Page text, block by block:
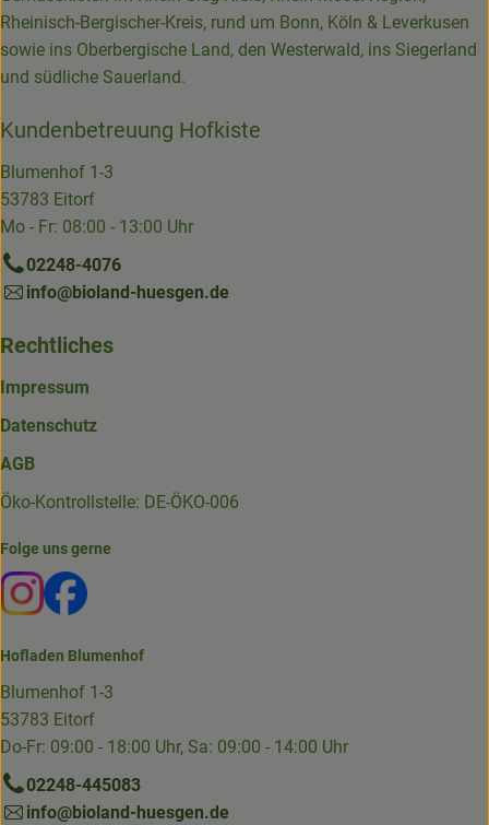
Rheinisch-Bergischer-Kreis, rund um Bonn, Köln & Leverkusen
sowie ins Oberbergische Land, den Westerwald, ins Siegerland
und südliche Sauerland.
Kundenbetreuung Hofkiste
Blumenhof 1-3
53783 Eitorf
Mo - Fr: 08:00 - 13:00 Uhr
02248-4076
info@bioland-huesgen.de
Rechtliches
Impressum
Datenschutz
AGB
Öko-Kontrollstelle: DE-ÖKO-006
Folge uns gerne
Externer Link zu https://www.instagram.com/die.hofkiste/
Externer Link zu https://www.facebook.com/p/Die-
Hofladen Blumenhof
Blumenhof 1-3
53783 Eitorf
Do-Fr: 09:00 - 18:00 Uhr, Sa: 09:00 - 14:00 Uhr
02248-445083
info@bioland-huesgen.de